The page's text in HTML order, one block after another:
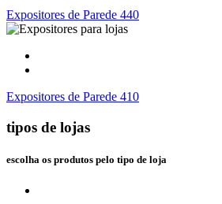
Expositores de Parede 440
Expositores de Parede 410
tipos de lojas
escolha os produtos pelo tipo de loja